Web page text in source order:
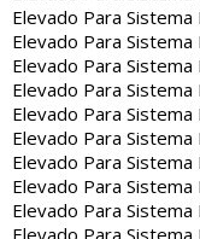
Elevado Para
Elevado Para
Elevado Para
Elevado Para
Elevado Para
Elevado Para
Elevado Para
Elevado Para
Elevado Para